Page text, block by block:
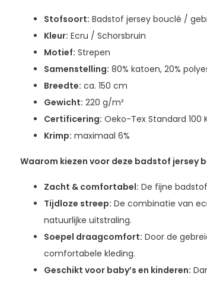
Stofsoort: Badstof jersey bouclé /
Kleur: Ecru / Schorsbruin
Motief: Strepen
Samenstelling: 80% katoen, 20%
Breedte: ca. 150 cm
Gewicht: 220 g/m²
Certificering: Oeko-Tex Standard 100
Krimp: maximaal 6%
Waarom kiezen voor deze badstof jersey
Zacht & comfortabel: De fijne
Tijdloze streep: De combinatie van
natuurlijke uitstraling.
Soepel draagcomfort: Door de
comfortabele kleding.
Geschikt voor baby’s en kinderen: